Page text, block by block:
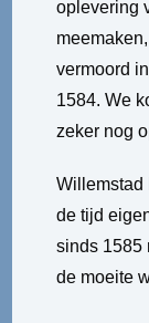
oplevering
vermoord
1584. We
zeker nog
Willemstad
de tijd
sinds 1585
de moeite